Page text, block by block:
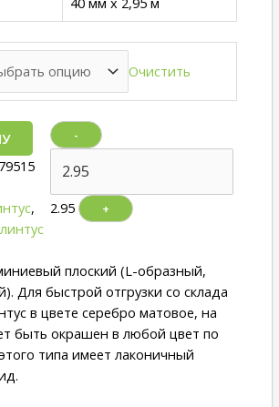
Очистить
-
2.95 +
,
плоский (L-образный,
Для быстрой отгрузки со склада
в цвете серебро матовое, на
быть окрашен в любой цвет по
типа имеет лаконичный